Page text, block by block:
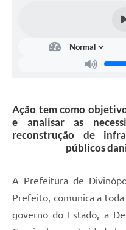
Ação tem como
e analisar as
reconstrução de
públicos
A Prefeitura de
Prefeito, comunica a
governo do Estado, a